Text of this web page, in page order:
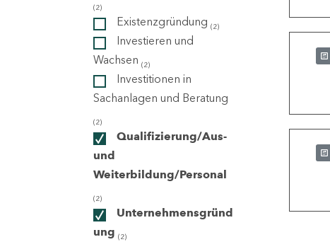
(2)
Existenzgründung (2)
Investieren und
Wachsen (2)
Investitionen in
Sachanlagen und Beratung
(2)
Qualifizierung/Aus-
und
Weiterbildung/Personal
(2)
Unternehmensgründ
ung (2)